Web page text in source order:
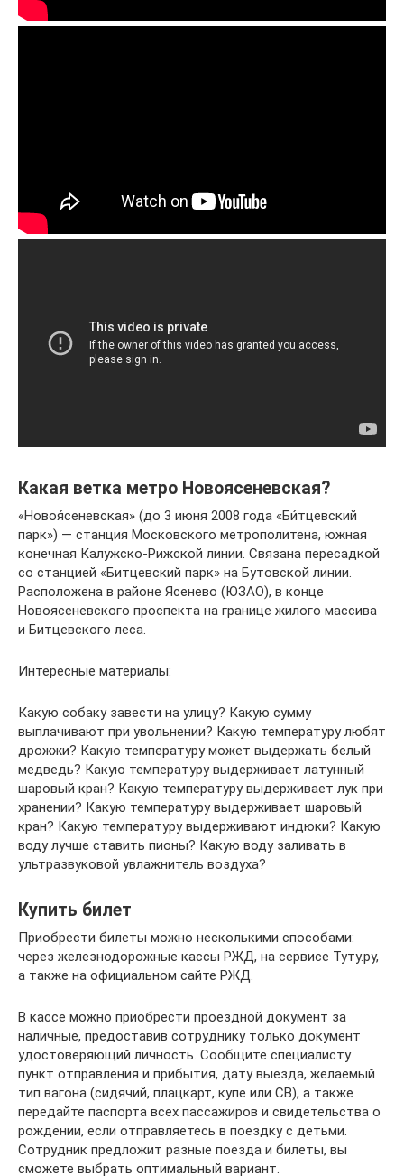
Какая ветка метро Новоясеневская?
«Новоя́сеневская» (до 3 июня 2008 года «Би́тцевский
парк») — станция Московского метрополитена, южная
конечная Калужско-Рижской линии. Связана пересадкой
со станцией «Битцевский парк» на Бутовской линии.
Расположена в районе Ясенево (ЮЗАО), в конце
Новоясеневского проспекта на границе жилого массива
и Битцевского леса.
Интересные материалы:
Какую собаку завести на улицу? Какую сумму
выплачивают при увольнении? Какую температуру любят
дрожжи? Какую температуру может выдержать белый
медведь? Какую температуру выдерживает латунный
шаровый кран? Какую температуру выдерживает лук при
хранении? Какую температуру выдерживает шаровый
кран? Какую температуру выдерживают индюки? Какую
воду лучше ставить пионы? Какую воду заливать в
ультразвуковой увлажнитель воздуха?
Купить билет
Приобрести билеты можно несколькими способами:
через железнодорожные кассы РЖД, на сервисе Туту.ру,
а также на официальном сайте РЖД.
В кассе можно приобрести проездной документ за
наличные, предоставив сотруднику только документ
удостоверяющий личность. Сообщите специалисту
пункт отправления и прибытия, дату выезда, желаемый
тип вагона (сидячий, плацкарт, купе или СВ), а также
передайте паспорта всех пассажиров и свидетельства о
рождении, если отправляетесь в поездку с детьми.
Сотрудник предложит разные поезда и билеты, вы
сможете выбрать оптимальный вариант.